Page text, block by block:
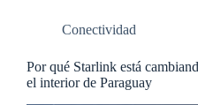
Conectividad
Por qué Starlink está
el interior de Paraguay